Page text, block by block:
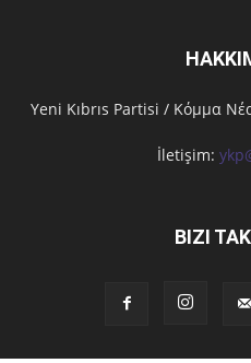
Υeni Kıbrıs Partisi / Κόμμα
İletişim:
BIZI